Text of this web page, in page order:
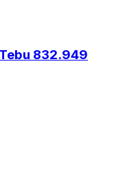
832.949